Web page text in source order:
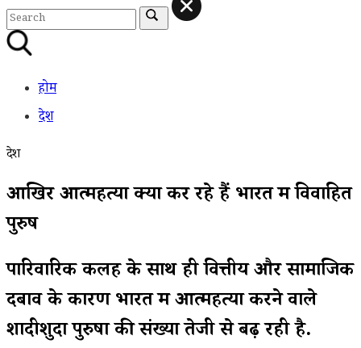
होम
देश
देश
आखिर आत्महत्या क्यों कर रहे हैं भारत में विवाहित
पुरुष
पारिवारिक कलह के साथ ही वित्तीय और सामाजिक
दबाव के कारण भारत में आत्महत्या करने वाले
शादीशुदा पुरुषों की संख्या तेजी से बढ़ रही है.